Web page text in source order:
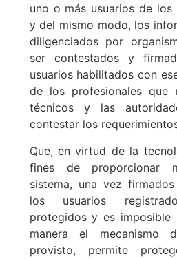
uno o más usuarios de los
y del mismo modo, los
diligenciados por
ser contestados y
usuarios habilitados con
de los profesionales que
técnicos y las
contestar los
Que, en virtud de la
fines de proporcionar
sistema, una vez
los usuarios
protegidos y es imposible
manera el mecanismo
provisto, permite